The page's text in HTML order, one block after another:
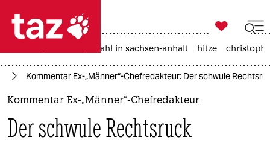
 taz zahl ich
taz zahl ich
politik

taz zahl ich
landtagswahl in sachsen-anhalt hitze
Kommentar Ex-„Männer“-Chefredakteur: Der schwule
Kommentar Ex-„Männer“-Chefredakteur
Der schwule Rechtsruck